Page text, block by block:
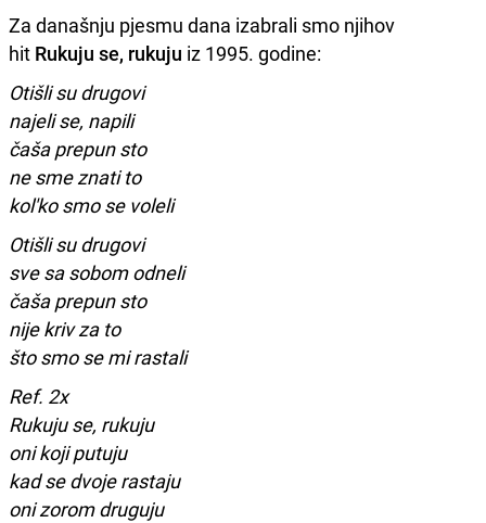
Za današnju pjesmu dana izabrali smo njihov
hit Rukuju se, rukuju iz 1995. godine:
Otišli su drugovi
najeli se, napili
čaša prepun sto
ne sme znati to
kol'ko smo se voleli
Otišli su drugovi
sve sa sobom odneli
čaša prepun sto
nije kriv za to
što smo se mi rastali
Ref. 2x
Rukuju se, rukuju
oni koji putuju
kad se dvoje rastaju
oni zorom druguju